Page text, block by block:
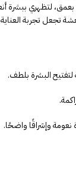
بعمق، لتظهري ببشرة
تجعل تجربة
البشرة بلطف.
وإشراقًا واضحًا.